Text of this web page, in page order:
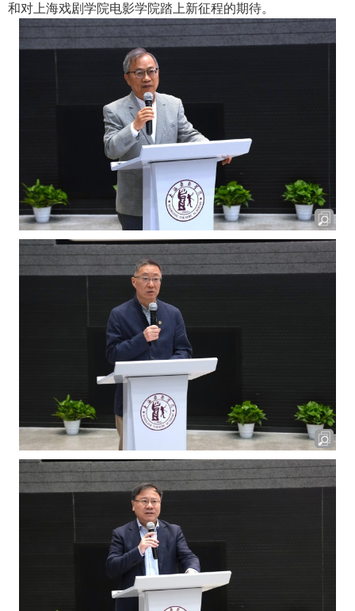
和对上海戏剧学院电影学院踏上新征程的期待。